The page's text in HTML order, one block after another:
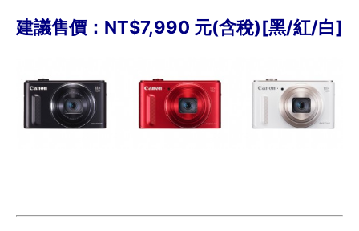
建議售價：NT$7,990 元(含稅)[黑/紅/白]